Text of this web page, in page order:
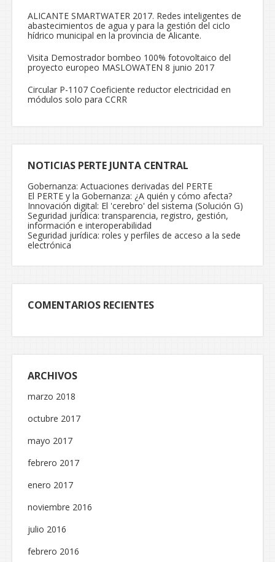
ALICANTE SMARTWATER 2017. Redes inteligentes de
abastecimientos de agua y para la gestión del ciclo
hídrico municipal en la provincia de Alicante.
Visita Demostrador bombeo 100% fotovoltaico del
proyecto europeo MASLOWATEN 8 junio 2017
Circular P-1107 Coeficiente reductor electricidad en
módulos solo para CCRR
NOTICIAS PERTE JUNTA CENTRAL
Gobernanza: Actuaciones derivadas del PERTE
El PERTE y la Gobernanza: ¿A quién y cómo afecta?
Innovación digital: El 'cerebro' del sistema (Solución G)
Seguridad jurídica: transparencia, registro, gestión,
información e interoperabilidad
Seguridad jurídica: roles y perfiles de acceso a la sede
electrónica
COMENTARIOS RECIENTES
ARCHIVOS
marzo 2018
octubre 2017
mayo 2017
febrero 2017
enero 2017
noviembre 2016
julio 2016
febrero 2016